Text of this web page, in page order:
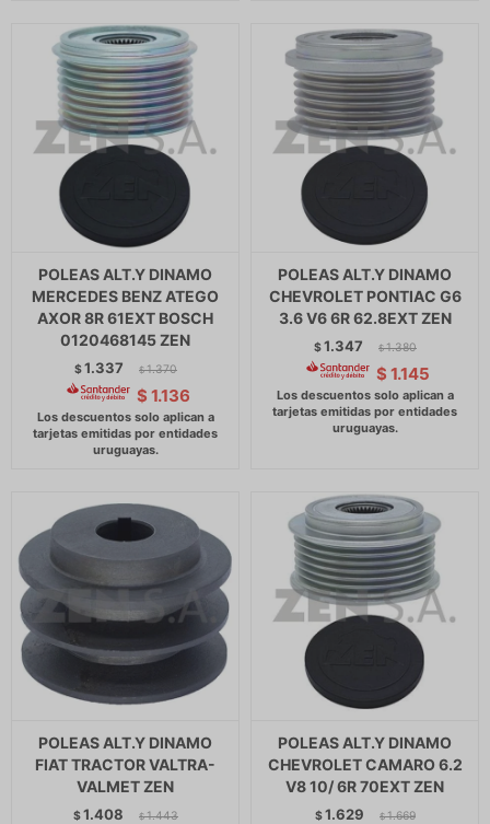
POLEAS ALT.Y DINAMO
MERCEDES BENZ ATEGO
AXOR 8R 61EXT BOSCH
0120468145 ZEN
$1.337 $ 1.370
$ 1.136
POLEAS ALT.Y DINAMO
CHEVROLET PONTIAC G6
3.6 V6 6R 62.8EXT ZEN
$1.347 $ 1.380
$ 1.145
POLEAS ALT.Y DINAMO
FIAT TRACTOR VALTRA-
VALMET ZEN
$1.408 $ 1.443
POLEAS ALT.Y DINAMO
CHEVROLET CAMARO 6.2
V8 10/ 6R 70EXT ZEN
$1.629 $ 1.669